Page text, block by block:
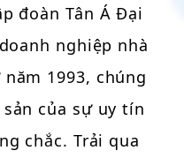
đoàn Tân Á Đại
nghiệp nhà
1993, chúng
của sự uy tín
chắc. Trải qua